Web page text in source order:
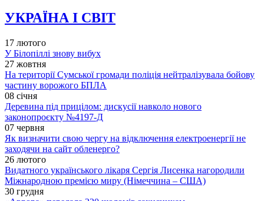
УКРАЇНА І СВІТ
17 лютого
У Білопіллі знову вибух
27 жовтня
На території Сумської громади поліція нейтралізувала бойову
частину ворожого БПЛА
08 січня
Деревина під прицілом: дискусії навколо нового
законопроєкту №4197-Д
07 червня
Як визначити свою чергу на відключення електроенергії не
заходячи на сайт обленерго?
26 лютого
Видатного українського лікаря Сергія Лисенка нагородили
Міжнародною премією миру (Німеччина – США)
30 грудня